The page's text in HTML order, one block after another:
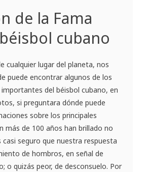
de la Fama
cubano
cualquier lugar del planeta, nos
puede encontrar algunos de los
del béisbol cubano, en
si preguntara dónde puede
sobre los principales
más de 100 años han brillado no
casi seguro que nuestra respuesta
de hombros, en señal de
o quizás peor, de desconsuelo. Por